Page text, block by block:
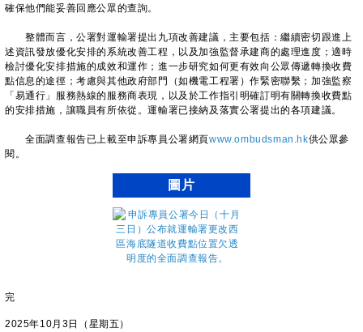
確保他們能妥善回應公眾的查詢。
整體而言，公署對運輸署提出九項改善建議，主要包括：繼續密切跟進上
述資訊發放優化安排的系統改善工程，以及加強監督承建商的處理進度；適時
檢討優化安排措施的成效和運作；進一步研究如何更有效向公眾傳遞轉換收費
點信息的途徑；考慮與其他政府部門（如機電工程署）作緊密聯繫；加強監察
「易通行」服務熱線的服務商表現，以及於工作指引明確訂明有關轉換收費點
的安排措施，讓職員有所依從。運輸署已接納及落實公署提出的各項建議。
全面調查報告已上載至申訴專員公署網頁www.ombudsman.hk供公眾參
閱。
圖片
完
2025年10月3日（星期五）